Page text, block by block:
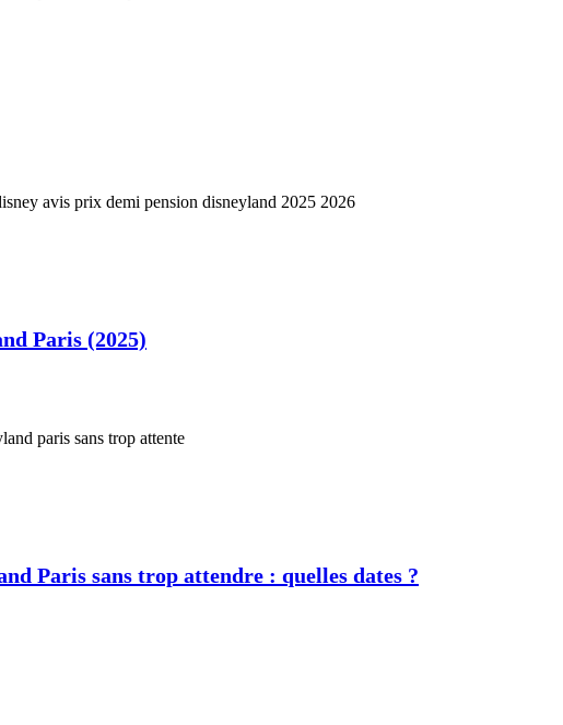
Paris (2025)
Paris sans trop attendre : quelles dates ?